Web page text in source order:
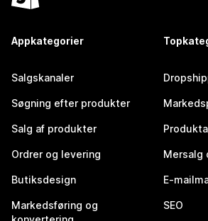
Appkategorier
Salgskanaler
Søgning efter produkter
Salg af produkter
Ordrer og levering
Butiksdesign
Markedsføring og
Mersalg
E-
SEO